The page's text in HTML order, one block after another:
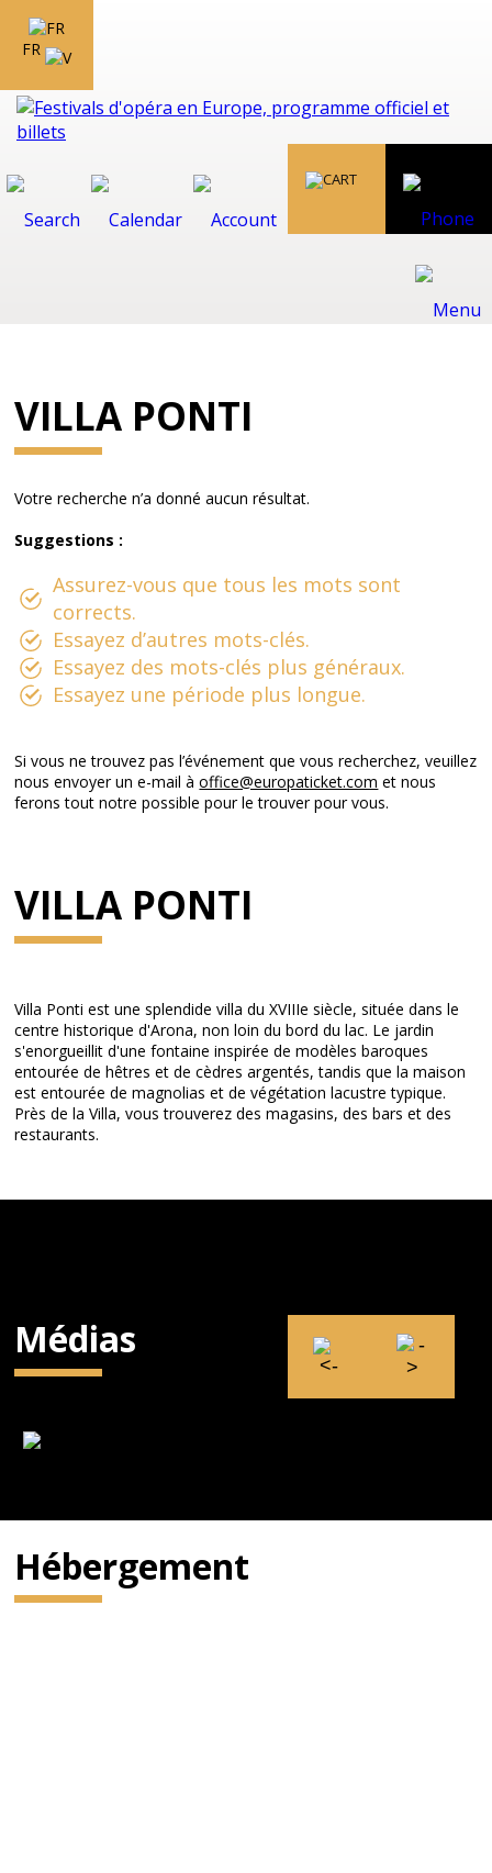
FR
VILLA PONTI
Votre recherche n’a donné aucun résultat.
Suggestions :
Assurez-vous que tous les mots sont
corrects.
Essayez d’autres mots-clés.
Essayez des mots-clés plus généraux.
Essayez une période plus longue.
Si vous ne trouvez pas l’événement que vous recherchez, veuillez
nous envoyer un e-mail àoffice@europaticket.com et nous
ferons tout notre possible pour le trouver pour vous.
VILLA PONTI
Villa Ponti est une splendide villa du XVIIIe siècle, située dans le
centre historique d'Arona, non loin du bord du lac. Le jardin
s'enorgueillit d'une fontaine inspirée de modèles baroques
entourée de hêtres et de cèdres argentés, tandis que la maison
est entourée de magnolias et de végétation lacustre typique.
Près de la Villa, vous trouverez des magasins, des bars et des
restaurants.
Médias
Hébergement